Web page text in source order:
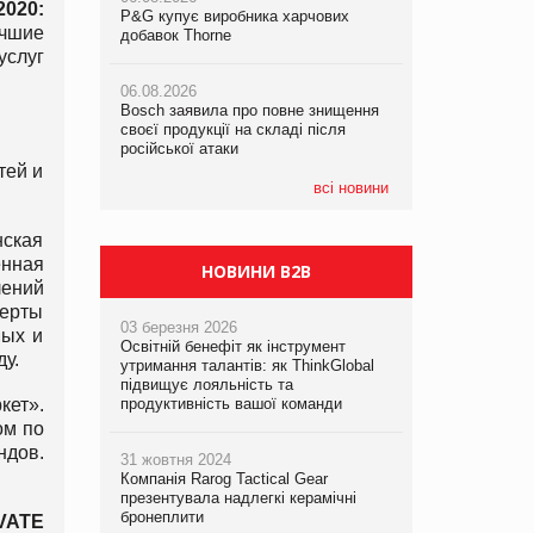
и
и
по
P&G купує виробника харчових
добавок Thorne
06.08.2026
Bosch заявила про повне знищення
своєї продукції на складі після
російської атаки
всі новини
у VARUS з’явилися новинки від ТМ
ТОКЕРИ
Сергій Лісунов про заморожені
P&G купує виробника харчових
добавок Thorne
06.08.2026
Bosch заявила про повне знищення
своєї продукції на складі після
російської атаки
НОВИНИ B2B
03 березня 2026
Освітній бенефіт як інструмент
утримання талантів: як ThinkGlobal
підвищує лояльність та
продуктивність вашої команди
31 жовтня 2024
Компанія Rarog Tactical Gear
презентувала надлегкі керамічні
бронеплити